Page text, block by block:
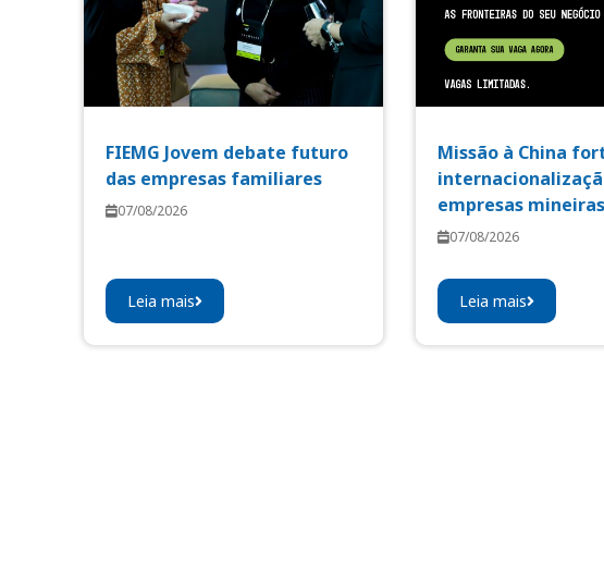
FIEMG Jovem debate futuro
das empresas familiares
07/08/2026
Leia mais
Missão à China
empresas mineiras
07/08/2026
Leia mais